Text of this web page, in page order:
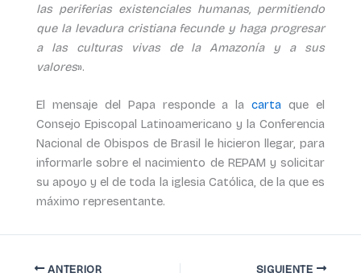
las periferias existenciales humanas, permitiendo
que la levadura cristiana fecunde y haga progresar
a las culturas vivas de la Amazonía y a sus
valores».
El mensaje del Papa responde a lacartaque el
Consejo Episcopal Latinoamericano y la Conferencia
Nacional de Obispos de Brasil le hicieron llegar, para
informarle sobre el nacimiento de REPAM y solicitar
su apoyo y el de toda la iglesia Católica, de la que es
máximo representante.
ANTERIOR SIGUIENTE